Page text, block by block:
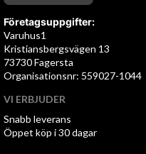
Företagsuppgifter:
Varuhus1
Kristiansbergsvägen 13
73730 Fagersta
Organisationsnr: 559027-1044
VI ERBJUDER
Snabb leverans
Öppet köp i 30 dagar